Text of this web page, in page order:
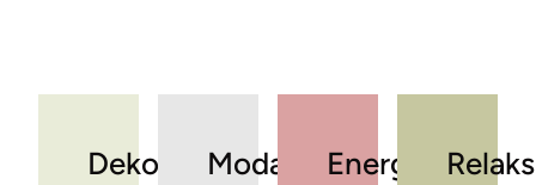
DekoracjeModa Energia Relaks